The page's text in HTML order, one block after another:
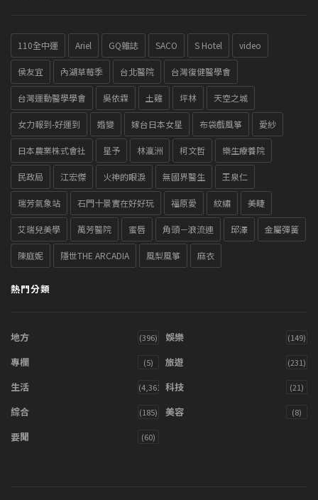
110全中運 Ariel GQ雜誌 SACO S Hotel video
侯友宜 內湖草莓季 台北醫院 台灣復健醫學會
台灣運動醫學學會 吳依霖 土雞 坪林 天空之城
女力報到-好運到 婚變 嫁台日本女星 布袋戲風箏 愛紗
日本農業株式會社 星予 林瀛洲 柯文哲 樂生療養院
民政局 江宏傑 火神的眼淚 無國界醫生 王泉仁
瑞芳氣象站 石門十景實在好好玩 福原愛 紋繡 美睫
艾瑞兒美學 萬芳醫院 蜜唇 角頭－浪流連 邱澤 金屬彈簧
陳庭妮 隱世THE ARCADIA 風梨風箏 麻衣
熱門分類
地方 (396) 娛樂 (149)
專欄 (5) 旅遊 (231)
生活 (4,361) 科技 (21)
綜合 (185) 美容 (8)
要聞 (60)